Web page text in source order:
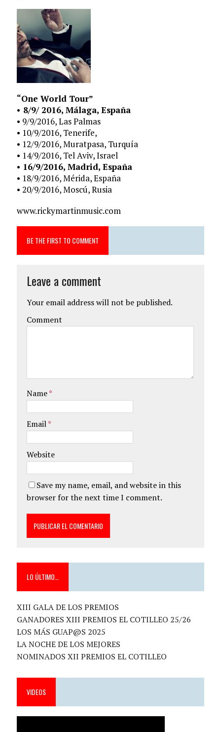
“One World Tour”
• 8/9/ 2016, Málaga, España
• 9/9/2016, Las Palmas
• 10/9/2016, Tenerife,
• 12/9/2016, Muratpasa, Turquía
• 14/9/2016, Tel Aviv, Israel
• 16/9/2016, Madrid, España
• 18/9/2016, Mérida, España
• 20/9/2016, Moscú, Rusia
www.rickymartinmusic.com
BE THE FIRST TO COMMENT
Leave a comment
Your email address will not be published.
Comment
Name*
Email*
Website
Save my name, email, and website in this
browser for the next time I comment.
LO ÚLTIMO…
XIII GALA DE LOS PREMIOS
GANADORES XIII PREMIOS EL COTILLEO 25/26
LOS MÁS GUAP@S 2025
LA NOCHE DE LOS MEJORES
NOMINADOS XII PREMIOS EL COTILLEO
VIDEOS